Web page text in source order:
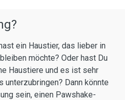
ein Haustier, das lieber in
möchte? Oder hast Du
Haustiere und es ist sehr
Dann könnte
sein, einen Pawshake-